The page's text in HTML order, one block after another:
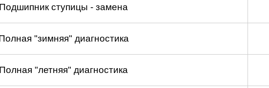
Подшипник ступицы - замена
"зимняя" диагностика
Полная "летняя" диагностика